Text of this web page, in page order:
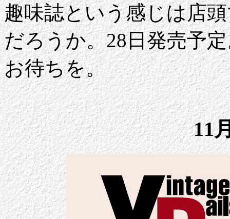
趣味誌という感じは店
だろうか。28日発売予
お待ちを。
11